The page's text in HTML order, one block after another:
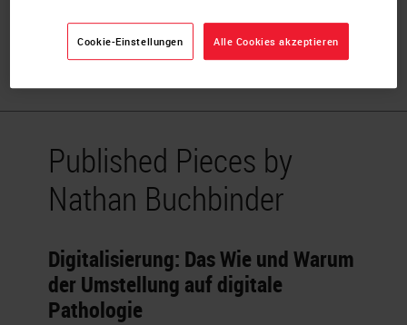
at the Georgia Institute of Technology.
Published Pieces by
Nathan Buchbinder
Digitalisierung: Das Wie und Warum
der Umstellung auf digitale
Pathologie
Cookie-Einstellungen Alle Cookies akzeptieren